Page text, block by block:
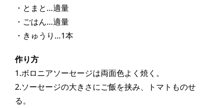
・とまと…適量
・ごはん…適量
・きゅうり…1本
作り方
1.ボロニアソーセージは両面色よく焼く。
2.ソーセージの大きさにご飯を挟み、トマトものせ
る。